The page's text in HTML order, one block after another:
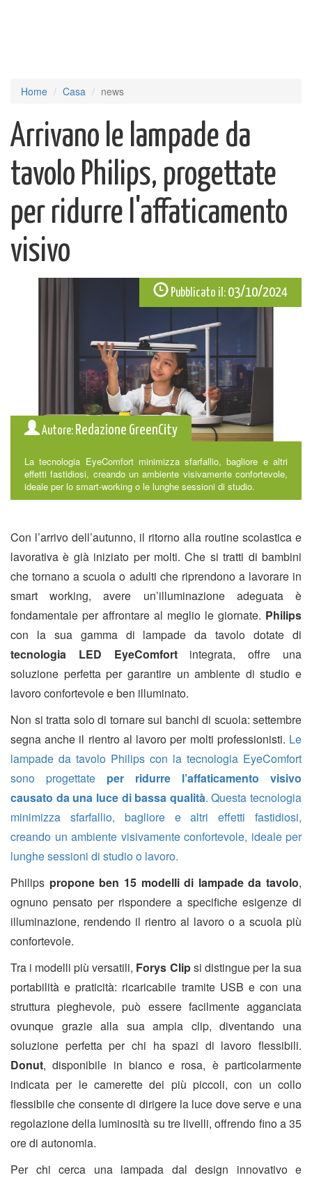
Home Casa news
Arrivano le lampade da
tavolo Philips, progettate
per ridurre l'affaticamento
visivo
Pubblicato il: 03/10/2024
Autore: Redazione GreenCity
La tecnologia EyeComfort minimizza sfarfallio, bagliore e altri
effetti fastidiosi, creando un ambiente visivamente confortevole,
ideale per lo smart-working o le lunghe sessioni di studio.
Con l’arrivo dell’autunno, il ritorno alla routine scolastica e
lavorativa è già iniziato per molti. Che si tratti di bambini
che tornano a scuola o adulti che riprendono a lavorare in
smart working, avere un’illuminazione adeguata è
fondamentale per affrontare al meglio le giornate. Philips
con la sua gamma di lampade da tavolo dotate di
tecnologia LED EyeComfort
integrata, offre una
soluzione perfetta per garantire un ambiente di studio e
lavoro confortevole e ben illuminato.
Non si tratta solo di tornare sui banchi di scuola: settembre
segna anche il rientro al lavoro per molti professionisti. Le
lampade da tavolo Philips con la tecnologia EyeComfort
sono progettate per ridurre l’affaticamento visivo
causato da una luce di bassa qualità. Questa tecnologia
minimizza sfarfallio, bagliore e altri effetti fastidiosi,
creando un ambiente visivamente confortevole, ideale per
lunghe sessioni di studio o lavoro.
Philips propone ben 15 modelli di lampade da tavolo,
ognuno pensato per rispondere a specifiche esigenze di
illuminazione, rendendo il rientro al lavoro o a scuola più
confortevole.
Tra i modelli più versatili, Forys Clipsi distingue per la sua
portabilità e praticità: ricaricabile tramite USB e con una
struttura pieghevole, può essere facilmente agganciata
ovunque grazie alla sua ampia clip, diventando una
soluzione perfetta per chi ha spazi di lavoro flessibili.
Donut, disponibile in bianco e rosa, è particolarmente
indicata per le camerette dei più piccoli, con un collo
flessibile che consente di dirigere la luce dove serve e una
regolazione della luminosità su tre livelli, offrendo fino a 35
ore di autonomia.
Per chi cerca una lampada dal design innovativo e